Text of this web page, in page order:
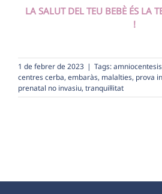
LA SALUT DEL TEU BEBÈ ÉS LA
!
1 de febrer de 2023 | Tags:amniocentesis
centres cerba, embaràs, malalties, prova
prenatal no invasiu, tranquil·litat